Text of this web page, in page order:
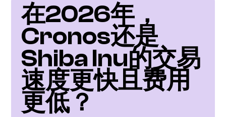
在2026年，
Cronos还是
Shiba Inu的交易
速度更快且费用
更低？